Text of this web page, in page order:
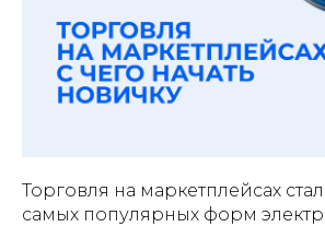
Торговля на маркетплейсах
самых популярных форм